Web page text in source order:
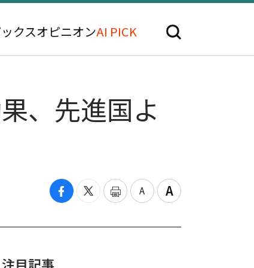
クスオピニオンAI PICK
、先進国よ
注目記事